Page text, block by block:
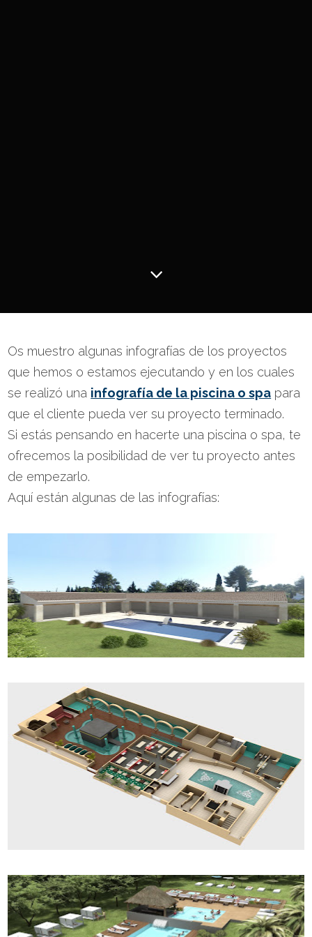
Os muestro algunas infografías de los proyectos
que hemos o estamos ejecutando y en los cuales
se realizó una infografía de la piscina o spa para
que el cliente pueda ver su proyecto terminado.
Si estás pensando en hacerte una piscina o spa, te
ofrecemos la posibilidad de ver tu proyecto antes
de empezarlo.
Aquí están algunas de las infografías: